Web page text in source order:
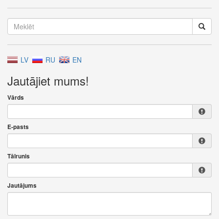
LV RU EN
Jautājiet mums!
Vārds
E-pasts
Tālrunis
Jautājums